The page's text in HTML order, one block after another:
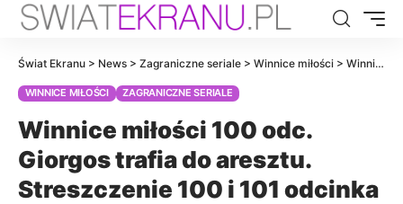
Świat Ekranu > News > Zagraniczne seriale > Winnice miłości > Winnice miłości 100 odc. Giorgos trafia do aresztu. Streszczenie 100 i 101 odcinka
WINNICE MIŁOŚCI ZAGRANICZNE SERIALE
Winnice miłości 100 odc.
Giorgos trafia do aresztu.
Streszczenie 100 i 101 odcinka